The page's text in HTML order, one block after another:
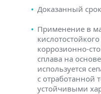
Доказанный
Применение в
коррозионно-
сплава на
используется
с отработанной
устойчивыми